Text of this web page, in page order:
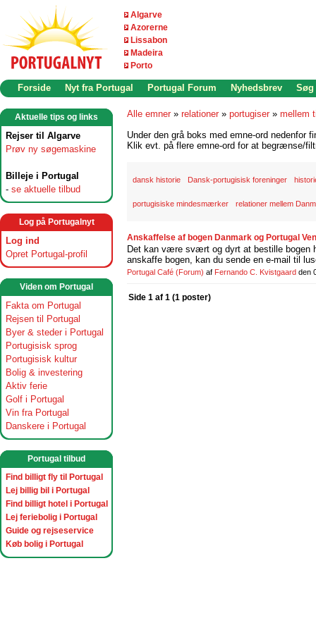
Algarve
Azorerne
Lissabon
Madeira
Porto
Forside Nyt fra Portugal Portugal Forum Nyhedsbrev Søg
Aktuelle tips og links
Rejser til Algarve
Prøv ny søgemaskine
Billeje i Portugal
- se aktuelle tilbud
Log på Portugalnyt
Log ind
Opret Portugal-profil
Viden om Portugal
Fakta om Portugal
Rejsen til Portugal
Byer & steder i Portugal
Portugisisk sprog
Portugisisk kultur
Bolig & investering
Aktiv ferie
Golf i Portugal
Vin fra Portugal
Danskere i Portugal
Portugal tilbud
Find billigt fly til Portugal
Lej billig bil i Portugal
Find billigt hotel i Portugal
Lej feriebolig i Portugal
Guide og rejseservice
Køb bolig i Portugal
Alle emner » relationer » portugiser » mellem
Under den grå boks med emne-ord nedenfor
Klik evt. på flere emne-ord for at begrænse/
dansk historie Dansk-portugisisk foreninger
portugisiske mindesmærker relationer mellem
Anskaffelse af bogen Danmark og Portugal
Det kan være svært og dyrt at bestille bogen
anskaffe bogen, kan du sende en e-mail til
Portugal Café (Forum) af Fernando C. Kvistgaard den
Side 1 af 1 (1 poster)